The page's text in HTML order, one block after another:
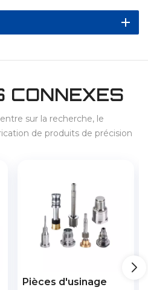
CONNEXES
sur la recherche, le
de produits de précision
Pièce de fraisage